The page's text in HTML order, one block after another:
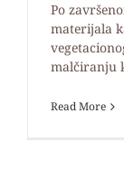
Po
materijala
malčiranju
Read More